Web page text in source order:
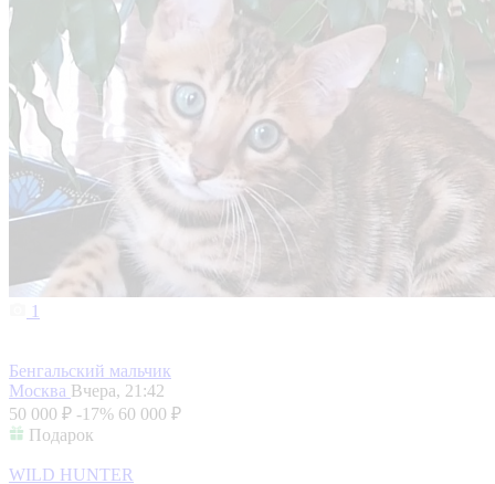
1
Бенгальский мальчик
Москва Вчера, 21:42
50 000 ₽ -17% 60 000 ₽
Подарок
WILD HUNTER